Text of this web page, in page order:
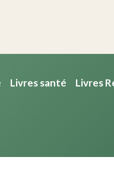
Livres santé Livres